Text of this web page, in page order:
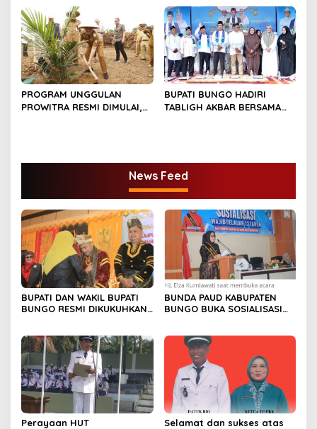
PROGRAM UNGGULAN
PROWITRA RESMI DIMULAI,
BUPATI BUNGO HADIRI
TABLIGH AKBAR BERSAMA
News Feed
BUPATI DAN WAKIL BUPATI
BUNGO RESMI DIKUKUHKAN
BUNDA PAUD KABUPATEN
BUNGO BUKA SOSIALISASI
Perayaan HUT
Selamat dan sukses atas